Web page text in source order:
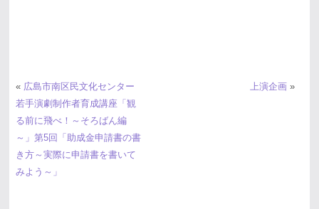
« 広島市南区民文化センター
若手演劇制作者育成講座「観
る前に飛べ！～そろばん編
～」第5回「助成金申請書の書
き方～実際に申請書を書いて
みよう～」
上演企画»